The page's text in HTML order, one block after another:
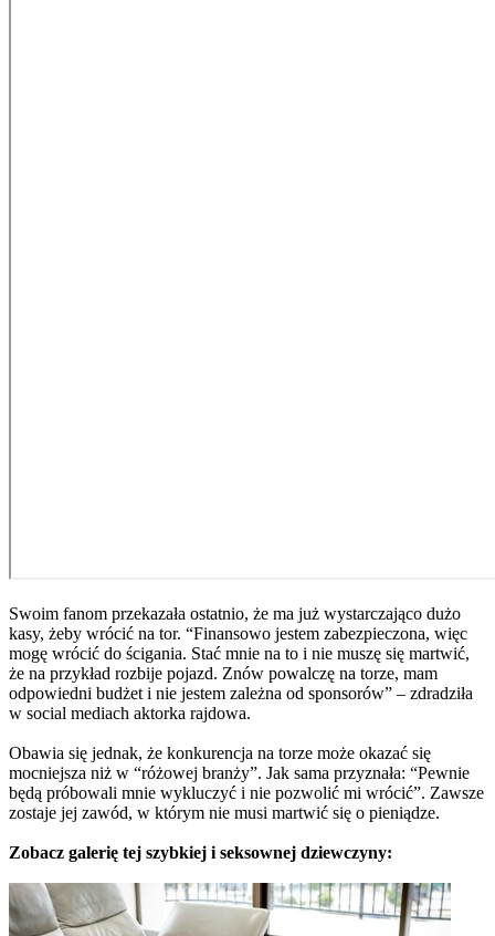
Swoim fanom przekazała ostatnio, że ma już wystarczająco dużo
kasy, żeby wrócić na tor. “Finansowo jestem zabezpieczona, więc
mogę wrócić do ścigania. Stać mnie na to i nie muszę się martwić,
że na przykład rozbije pojazd. Znów powalczę na torze, mam
odpowiedni budżet i nie jestem zależna od sponsorów” – zdradziła
w social mediach aktorka rajdowa.
Obawia się jednak, że konkurencja na torze może okazać się
mocniejsza niż w “różowej branży”. Jak sama przyznała: “Pewnie
będą próbowali mnie wykluczyć i nie pozwolić mi wrócić”. Zawsze
zostaje jej zawód, w którym nie musi martwić się o pieniądze.
Zobacz galerię tej szybkiej i seksownej dziewczyny: